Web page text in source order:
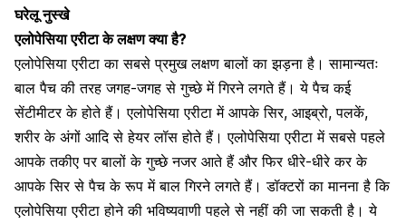
घरेलू नुस्खे
एलोपेसिया एरीटा के लक्षण क्या है?
एलोपेसिया एरीटा का सबसे प्रमुख लक्षण बालों का झड़ना है। सामान्यतः
बाल पैच की तरह जगह-जगह से गुच्छे में गिरने लगते हैं। ये पैच कई
सेंटीमीटर के होते हैं। एलोपेसिया एरीटा में आपके सिर, आइब्रो, पलकें,
शरीर के अंगों आदि से हेयर लॉस होते हैं। एलोपेसिया एरीटा में सबसे पहले
आपके तकीए पर बालों के गुच्छे नजर आते हैं और फिर धीरे-धीरे कर के
आपके सिर से पैच के रूप में बाल गिरने लगते हैं। डॉक्टरों का मानना है कि
एलोपेसिया एरीटा होने की भविष्यवाणी पहले से नहीं की जा सकती है। ये